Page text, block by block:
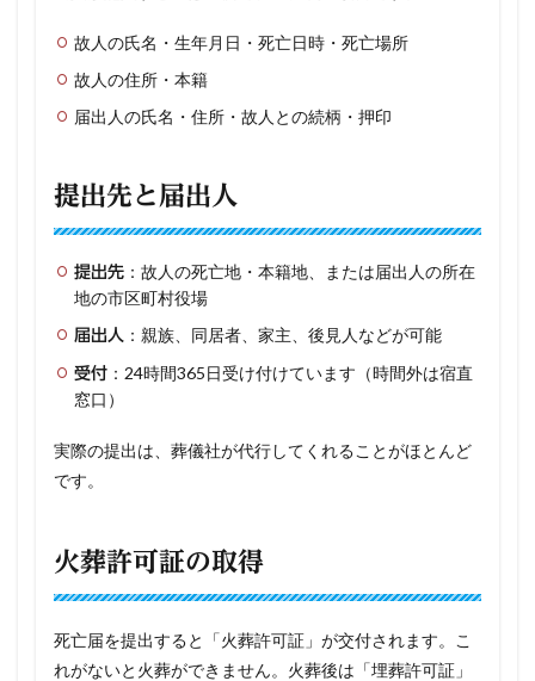
故人の氏名・生年月日・死亡日時・死亡場所
故人の住所・本籍
届出人の氏名・住所・故人との続柄・押印
提出先と届出人
提出先 ：故人の死亡地・本籍地、または届出人の所在
地の市区町村役場
届出人 ：親族、同居者、家主、後見人などが可能
受付 ：24時間365日受け付けています（時間外は宿直
窓口）
実際の提出は、葬儀社が代行してくれることがほとんど
です。
火葬許可証の取得
死亡届を提出すると「火葬許可証」が交付されます。こ
れがないと火葬ができません。火葬後は「埋葬許可証」